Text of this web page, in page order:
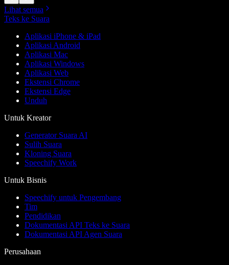
Lihat semua
Teks ke Suara
Aplikasi iPhone & iPad
Aplikasi Android
Aplikasi Mac
Aplikasi Windows
Aplikasi Web
Ekstensi Chrome
Ekstensi Edge
Unduh
Untuk Kreator
Generator Suara AI
Sulih Suara
Kloning Suara
Speechify Work
Untuk Bisnis
Speechify untuk Pengembang
Tim
Pendidikan
Dokumentasi API Teks ke Suara
Dokumentasi API Agen Suara
Perusahaan